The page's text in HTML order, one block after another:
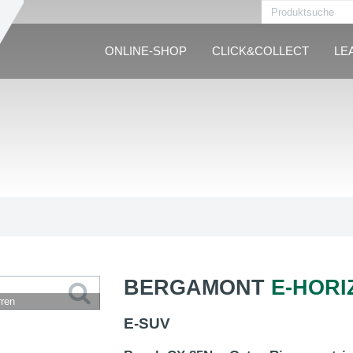
ONLINE-SHOP CLICK&COLLECT
BERGAMONT E-
E-SUV